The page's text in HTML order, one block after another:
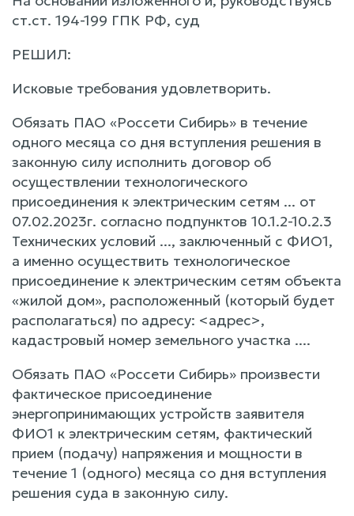
ст.ст. 194-199 ГПК РФ, суд
РЕШИЛ:
Исковые требования удовлетворить.
Обязать ПАО «Россети Сибирь» в течение
одного месяца со дня вступления решения в
законную силу исполнить договор об
осуществлении технологического
присоединения к электрическим сетям ... от
07.02.2023г. согласно подпунктов 10.1.2-10.2.3
Технических условий ..., заключенный с ФИО1,
а именно осуществить технологическое
присоединение к электрическим сетям объекта
«жилой дом», расположенный (который будет
располагаться) по адресу: <адрес>,
кадастровый номер земельного участка ....
Обязать ПАО «Россети Сибирь» произвести
фактическое присоединение
энергопринимающих устройств заявителя
ФИО1 к электрическим сетям, фактический
прием (подачу) напряжения и мощности в
течение 1 (одного) месяца со дня вступления
решения суда в законную силу.